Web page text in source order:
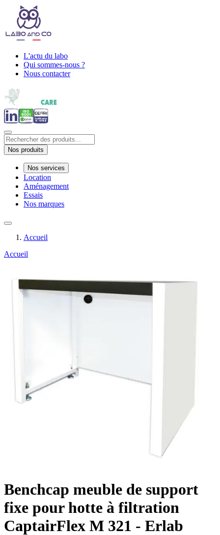
L'actu du labo
Qui sommes-nous ?
Nous contacter
Nos produits
Nos services
Location
Aménagement
Essais
Nos marques
Accueil
Accueil
Benchcap meuble de support
fixe pour hotte à filtration
CaptairFlex M 321 - Erlab